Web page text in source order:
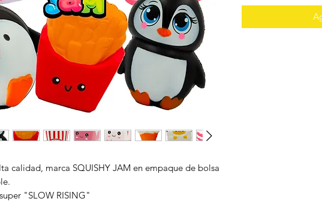
calidad, marca SQUISHY JAM en empaque de bolsa
"SLOW RISING"